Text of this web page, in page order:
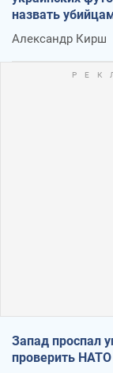
назвать
Александр Кирш
Запад проспал
проверить